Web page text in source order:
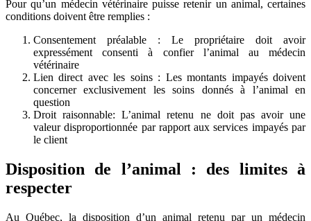
Pour qu’un médecin vétérinaire puisse retenir un animal, certaines
conditions doivent être remplies :
Consentement préalable : Le propriétaire doit avoir
expressément consenti à confier l’animal au médecin
vétérinaire
Lien direct avec les soins : Les montants impayés doivent
concerner exclusivement les soins donnés à l’animal en
question
Droit raisonnable: L’animal retenu ne doit pas avoir une
valeur disproportionnée par rapport aux services impayés par
le client
Disposition de l’animal : des limites à
respecter
Au Québec, la disposition d’un animal retenu par un médecin